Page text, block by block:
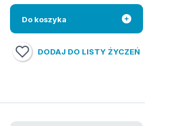
Do koszyka
DODAJ DO LISTY ŻYCZEŃ